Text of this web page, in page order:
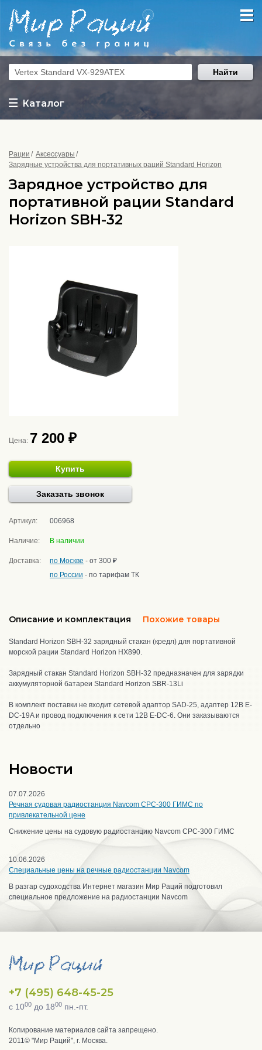
Каталог
Найти
Рации
Аксессуары
Зарядные устройства для портативных раций Standard Horizon
Зарядное устройство для
портативной рации Standard
Horizon SBH-32
Цена: 7 200 ₽
Купить
Заказать звонок
Артикул: 006968
Наличие: В наличии
Доставка: по Москве - от 300 ₽
по России - по тарифам ТК
Описание и комплектация Похожие товары
Standard Horizon SBH-32 зарядный стакан (кредл) для портативной
морской рации Standard Horizon HX890.
Зарядный стакан Standard Horizon SBH-32 предназначен для зарядки
аккумуляторной батареи Standard Horizon SBR-13Li
В комплект поставки не входит сетевой адаптор SAD-25, адаптер 12В E-
DC-19A и провод подключения к сети 12В E-DC-6. Они заказываются
отдельно
Новости
07.07.2026
Речная судовая радиостанция Navcom CPC-300 ГИМС по
привлекательной цене
Снижение цены на судовую радиостанцию Navcom CPC-300 ГИМС
10.06.2026
Специальные цены на речные радиостанции Navcom
В разгар судоходства Интернет магазин Мир Раций подготовил
специальное предложение на радиостанции Navcom
+7 (495) 648-45-25
с 1000 до 1800 пн.-пт.
Копирование материалов сайта запрещено.
2011© "Мир Раций", г. Москва.